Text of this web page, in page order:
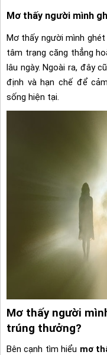
Mơ thấy người mình
Mơ thấy người mình
tâm trạng căng thẳng
lâu ngày. Ngoài ra, đây
định và hạn chế để
sống hiện tại.
Mơ thấy người
trúng thưởng?
Bên cạnh tìm hiểu mơ